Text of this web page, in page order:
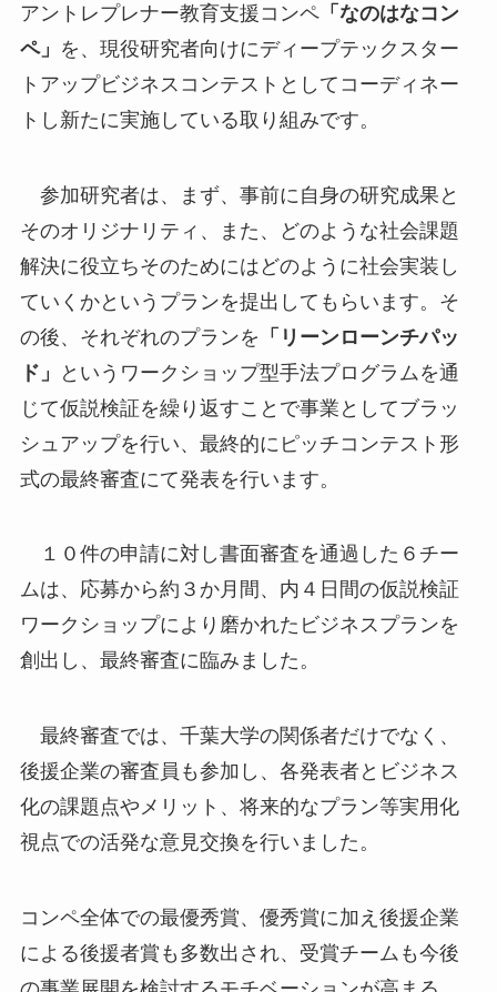
アントレプレナー教育支援コンペ「なのはなコン
ペ」 を、現役研究者向けにディープテックスター
トアップビジネスコンテストとしてコーディネー
トし新たに実施している取り組みです。
参加研究者は、まず、事前に自身の研究成果と
そのオリジナリティ、また、どのような社会課題
解決に役立ちそのためにはどのように社会実装し
ていくかというプランを提出してもらいます。そ
の後、それぞれのプランを 「リーンローンチパッ
ド」
というワークショップ型手法プログラムを通
じて仮説検証を繰り返すことで事業としてブラッ
シュアップを行い、最終的にピッチコンテスト形
式の最終審査にて発表を行います。
１０件の申請に対し書面審査を通過した６チー
ムは、応募から約３か月間、内４日間の仮説検証
ワークショップにより磨かれたビジネスプランを
創出し、最終審査に臨みました。
最終審査では、千葉大学の関係者だけでなく、
後援企業の審査員も参加し、各発表者とビジネス
化の課題点やメリット、将来的なプラン等実用化
視点での活発な意見交換を行いました。
コンペ全体での最優秀賞、優秀賞に加え後援企業
による後援者賞も多数出され、受賞チームも今後